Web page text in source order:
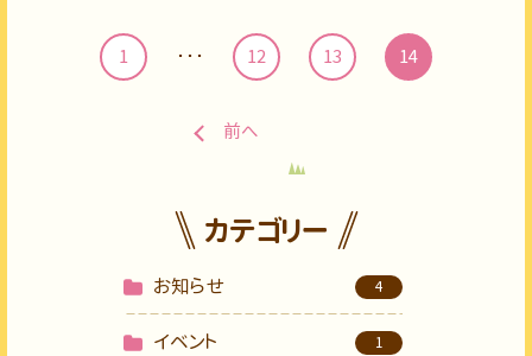
前へ
1 ･･･ 12 13 14
カテゴリー
お知らせ 4
イベント 1